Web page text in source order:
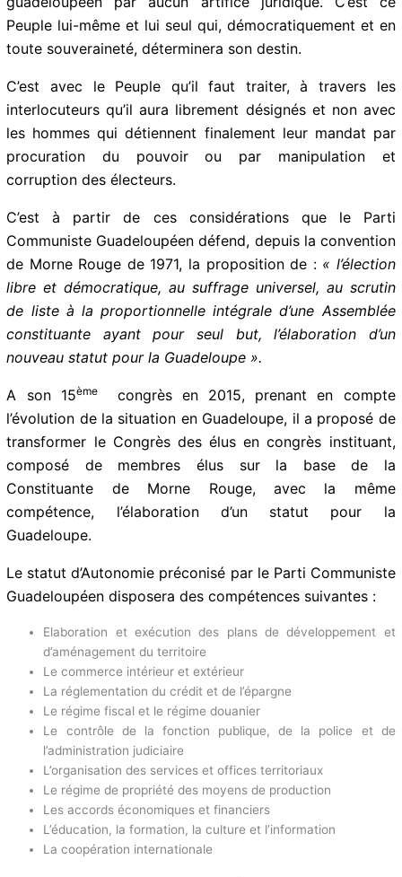
libre disposition reconnue par la charte de l’ONU.
En conséquence, nul ne peut disposer du Peuple
Peuple lui-même et lui seul qui, démocratiquement et
en toute souveraineté, déterminera son destin.
C’est avec le Peuple qu’il faut traiter, à travers les
interlocuteurs qu’il aura librement désignés et non
mandat par procuration du pouvoir ou par
manipulation et corruption des électeurs.
C’est à partir de ces considérations que le Parti
Communiste Guadeloupéen défend, depuis la
convention de Morne Rouge de 1971, la
proposition de :« l’élection libre et démocratique, au
proportionnelle intégrale d’une Assemblée constituante
ayant pour seul but, l’élaboration d’un nouveau statut
pour la Guadeloupe ».
A son 15ème
congrès en 2015, prenant en compte
l’évolution de la situation en Guadeloupe, il a proposé
de transformer le Congrès des élus en congrès
Constituante de Morne Rouge, avec la même
compétence, l’élaboration d’un statut pour la
Guadeloupe.
Le statut d’Autonomie préconisé par le Parti
Communiste Guadeloupéen disposera des
compétences suivantes :
Elaboration et exécution des plans de développement et
d’aménagement du territoire
Le commerce intérieur et extérieur
La réglementation du crédit et de l’épargne
Le régime fiscal et le régime douanier
Le contrôle de la fonction publique, de la police et de